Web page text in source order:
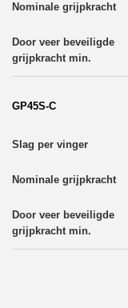
GP45S-C